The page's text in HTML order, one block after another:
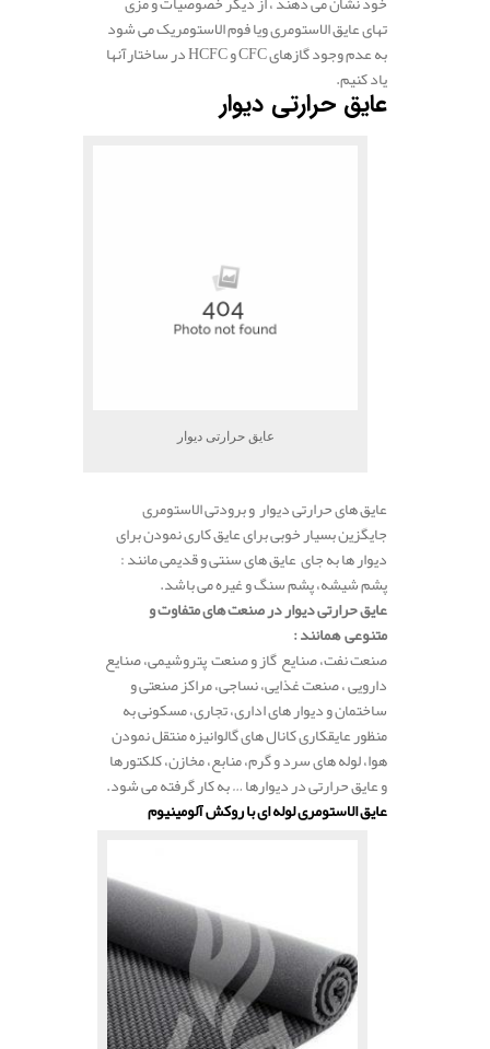
تهای عایق الاستومری ویا فوم الاستومریک می شود
به عدم وجود گازهای CFC و HCFC در ساختارآنها
یاد کنیم.
عایق حرارتی دیوار
عایق حرارتی دیوار
عایق های حرارتی دیوار و برودتی الاستومری
جایگزین بسیار خوبی برای عایق کاری نمودن برای
دیوار ها به جای عایق های سنتی و قدیمی مانند :
پشم شیشه، پشم سنگ و غیره می باشد.
عایق حرارتی دیوار در صنعت های متفاوت و
متنوعی همانند :
صنعت نفت، صنایع گاز و صنعت پتروشیمی، صنایع
دارویی ، صنعت غذایی، نساجی، مراکز صنعتی و
ساختمان و دیوار های اداری، تجاری، مسکونی به
منظور عایقکاری کانال های گالوانیزه منتقل نمودن
هوا، لوله های سرد و گرم، منابع، مخازن، کلکتورها
و عایق حرارتی در دیوارها … به کار گرفته می شود.
عایق الاستومری لوله ای با روکش آلومینیوم